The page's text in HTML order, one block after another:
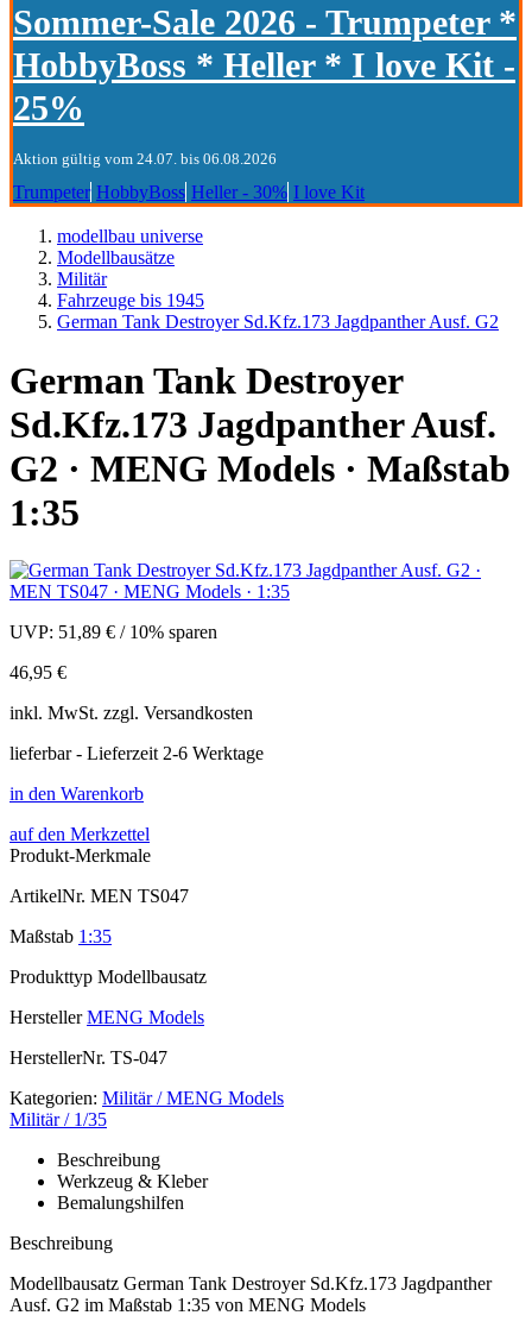
Sommer-Sale 2026 - Trumpeter *
HobbyBoss * Heller * I love Kit -
25%
Aktion gültig vom 24.07. bis 06.08.2026
Trumpeter HobbyBoss Heller - 30% I love Kit
modellbau universe
Modellbausätze
Militär
Fahrzeuge bis 1945
German Tank Destroyer Sd.Kfz.173 Jagdpanther Ausf. G2
German Tank Destroyer
Sd.Kfz.173 Jagdpanther Ausf.
G2 · MENG Models · Maßstab
1:35
UVP: 51,89 € / 10% sparen
46,95 €
inkl. MwSt. zzgl. Versandkosten
lieferbar - Lieferzeit 2-6 Werktage
in den Warenkorb
auf den Merkzettel
Produkt-Merkmale
ArtikelNr. MEN TS047
Maßstab 1:35
Produkttyp Modellbausatz
Hersteller MENG Models
HerstellerNr. TS-047
Kategorien: Militär / MENG Models
Militär / 1/35
Beschreibung
Werkzeug & Kleber
Bemalungshilfen
Beschreibung
Modellbausatz German Tank Destroyer Sd.Kfz.173 Jagdpanther
Ausf. G2 im Maßstab 1:35 von MENG Models